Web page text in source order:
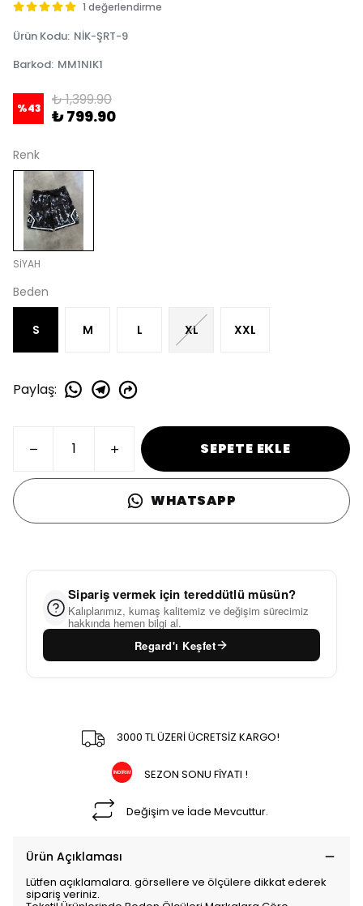
1 değerlendirme
Ürün Kodu: NİK-ŞRT-9
Barkod: MM1NIK1
%43 ₺ 1,399.90
₺ 799.90
Renk
SİYAH
Beden
S M L XL XXL
Paylaş:
SEPETE EKLE
WHATSAPP
Sipariş vermek için tereddütlü müsün?
Kalıplarımız, kumaş kalitemiz ve değişim sürecimiz
hakkında hemen bilgi al.
Regard'ı Keşfet
3000 TL ÜZERİ ÜCRETSİZ KARGO!
SEZON SONU FİYATI !
Değişim ve İade Mevcuttur.
Ürün Açıklaması
Lütfen açıklamalara. görsellere ve ölçülere dikkat ederek
sipariş veriniz.